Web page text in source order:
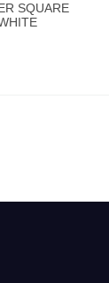
SQUARE